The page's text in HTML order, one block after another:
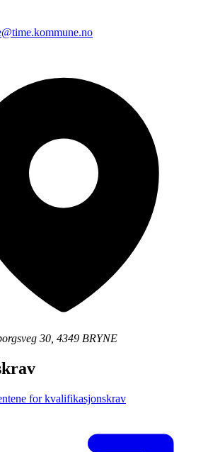
30, 4349 BRYNE
for kvalifikasjonskrav